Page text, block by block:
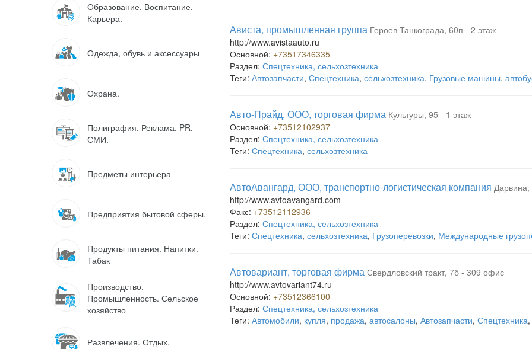
Образование. Воспитание.
Карьера.
Одежда, обувь и аксессуары
Охрана.
Полиграфия. Реклама. PR.
СМИ.
Предметы интерьера
Предприятия бытовой сферы.
Продукты питания. Напитки.
Табак
Производство.
Промышленность. Сельское
хозяйство
Развлечения. Отдых.
Ависта, промышленная группа Героев Танкограда, 60п - 2 этаж
http://www.avistaauto.ru
Основной: +73517346335
Раздел: Спецтехника, сельхозтехника
Теги: Автозапчасти, Спецтехника, сельхозтехника, Грузовые машины,
Авто-Прайд, ООО, торговая фирма Культуры, 95 - 1 этаж
Основной: +73512102937
Раздел: Спецтехника, сельхозтехника
Теги: Спецтехника, сельхозтехника
АвтоАвангард, ООО, транспортно-логистическая компания
http://www.avtoavangard.com
Факс: +73512112936
Раздел: Спецтехника, сельхозтехника
Теги: Спецтехника, сельхозтехника, Грузоперевозки, Международные
Автовариант, торговая фирма Свердловский тракт, 7б - 309 офис
http://www.avtovariant74.ru
Основной: +73512366100
Раздел: Спецтехника, сельхозтехника
Теги: Автомобили, купля, продажа, автосалоны, Автозапчасти, Спецтехника,